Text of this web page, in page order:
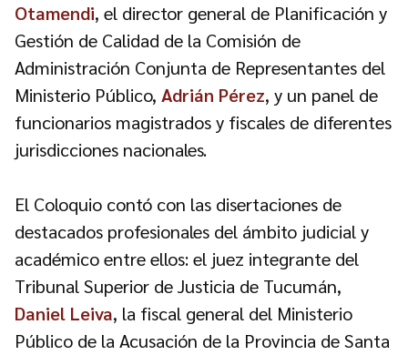
Otamendi, el director general de Planificación y
Gestión de Calidad de la Comisión de
Administración Conjunta de Representantes del
Ministerio Público, Adrián Pérez, y un panel de
funcionarios magistrados y fiscales de diferentes
jurisdicciones nacionales.
El Coloquio contó con las disertaciones de
destacados profesionales del ámbito judicial y
académico entre ellos: el juez integrante del
Tribunal Superior de Justicia de Tucumán,
Daniel Leiva, la fiscal general del Ministerio
Público de la Acusación de la Provincia de Santa